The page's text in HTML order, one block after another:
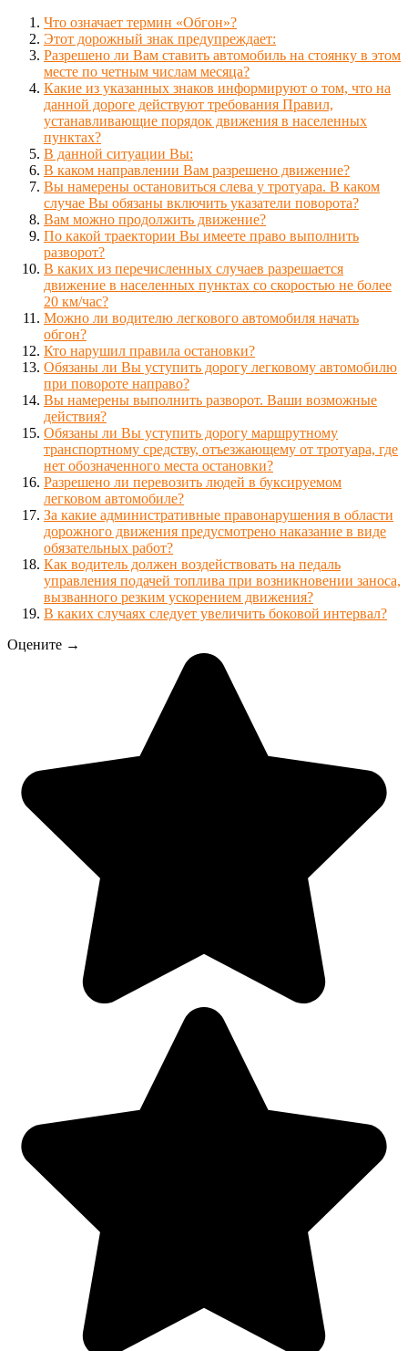
Что означает термин «Обгон»?
Этот дорожный знак предупреждает:
Разрешено ли Вам ставить автомобиль на стоянку в этом
месте по четным числам месяца?
Какие из указанных знаков информируют о том, что на
данной дороге действуют требования Правил,
устанавливающие порядок движения в населенных
пунктах?
В данной ситуации Вы:
В каком направлении Вам разрешено движение?
Вы намерены остановиться слева у тротуара. В каком
случае Вы обязаны включить указатели поворота?
Вам можно продолжить движение?
По какой траектории Вы имеете право выполнить
разворот?
В каких из перечисленных случаев разрешается
движение в населенных пунктах со скоростью не более
20 км/час?
Можно ли водителю легкового автомобиля начать
обгон?
Кто нарушил правила остановки?
Обязаны ли Вы уступить дорогу легковому автомобилю
при повороте направо?
Вы намерены выполнить разворот. Ваши возможные
действия?
Обязаны ли Вы уступить дорогу маршрутному
транспортному средству, отъезжающему от тротуара, где
нет обозначенного места остановки?
Разрешено ли перевозить людей в буксируемом
легковом автомобиле?
За какие административные правонарушения в области
дорожного движения предусмотрено наказание в виде
обязательных работ?
Как водитель должен воздействовать на педаль
управления подачей топлива при возникновении заноса,
вызванного резким ускорением движения?
В каких случаях следует увеличить боковой интервал?
Оцените →